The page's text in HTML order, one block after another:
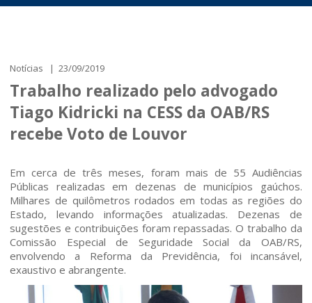
Notícias | 23/09/2019
Trabalho realizado pelo advogado
Tiago Kidricki na CESS da OAB/RS
recebe Voto de Louvor
Em cerca de três meses, foram mais de 55 Audiências
Públicas realizadas em dezenas de municípios gaúchos.
Milhares de quilômetros rodados em todas as regiões do
Estado, levando informações atualizadas. Dezenas de
sugestões e contribuições foram repassadas. O trabalho da
Comissão Especial de Seguridade Social da OAB/RS,
envolvendo a Reforma da Previdência, foi incansável,
exaustivo e abrangente.